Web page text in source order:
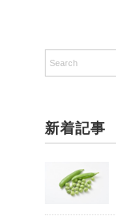
新着記事